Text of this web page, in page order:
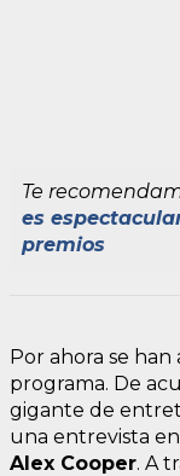
Te
es
premios
Por ahora se
programa. De
gigante de
una entrevista
Alex Cooper. A